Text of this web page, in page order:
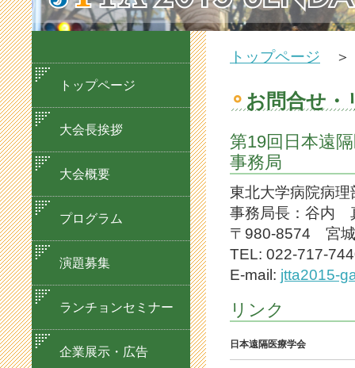
トップページ
大会長挨拶
大会概要
プログラム
演題募集
ランチョンセミナー
企業展示・広告
トップページ ＞
お問合せ・
第19回日本遠
事務局
東北大学病院病理
事務局長：谷内
〒980-8574 宮城
TEL: 022-717-
E-mail: jtta2015-
リンク
日本遠隔医療学会